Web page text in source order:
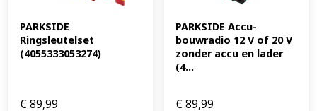
PARKSIDE
Ringsleutelset
(4055333053274)
€89,99
PARKSIDE Accu-
bouwradio 12 V of 20 V
zonder accu en lader
(4...
€89,99